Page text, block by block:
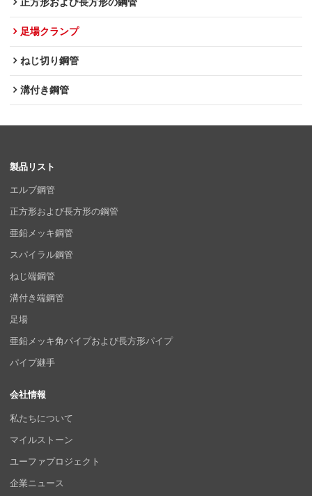
足場クランプ
ねじ切り鋼管
溝付き鋼管
製品リスト
エルブ鋼管
正方形および長方形の鋼管
亜鉛メッキ鋼管
スパイラル鋼管
ねじ端鋼管
溝付き端鋼管
足場
亜鉛メッキ角パイプおよび長方形パイプ
パイプ継手
会社情報
私たちについて
マイルストーン
ユーファプロジェクト
企業ニュース